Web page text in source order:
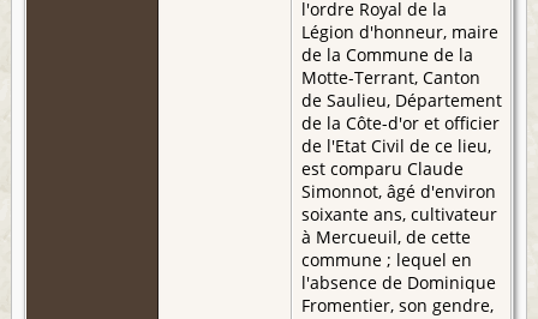
l'ordre Royal de la
Légion d'honneur, maire
de la Commune de la
Motte-Terrant, Canton
de Saulieu, Département
de la Côte-d'or et officier
de l'Etat Civil de ce lieu,
est comparu Claude
Simonnot, âgé d'environ
soixante ans, cultivateur
à Mercueuil, de cette
commune ; lequel en
l'absence de Dominique
Fromentier, son gendre,